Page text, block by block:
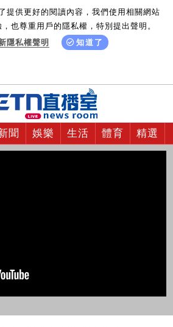
提供更好的閱讀內容，我們使用相關網站
也尊重用戶的隱私權，特別提出聲明。
隱私權聲明
知道了
聞 娛樂 生活 體育 精選